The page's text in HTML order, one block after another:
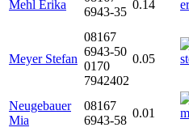
Mehl Erika
6943-35
0.14
Meyer Stefan
08167
6943-50
0170
7942402
0.05
Neugebauer
Mia
08167
6943-58
0.01